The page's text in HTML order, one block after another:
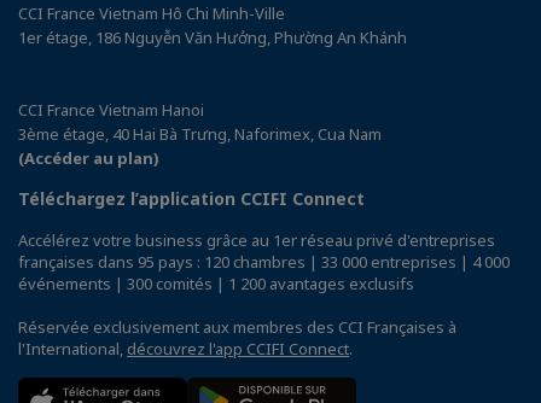
CCI France Vietnam Hô Chi Minh-Ville
1er étage, 186 Nguyễn Văn Hưởng, Phường An Khánh
CCI France Vietnam Hanoi
3ème étage, 40 Hai Bà Trưng, Naforimex, Cua Nam
(Accéder au plan)
Téléchargez l’application CCIFI Connect
Accélérez votre business grâce au 1er réseau privé d'entreprises
françaises dans 95 pays : 120 chambres | 33 000 entreprises | 4 000
événements | 300 comités | 1 200 avantages exclusifs
Réservée exclusivement aux membres des CCI Françaises à
l'International, découvrez l'app CCIFI Connect.